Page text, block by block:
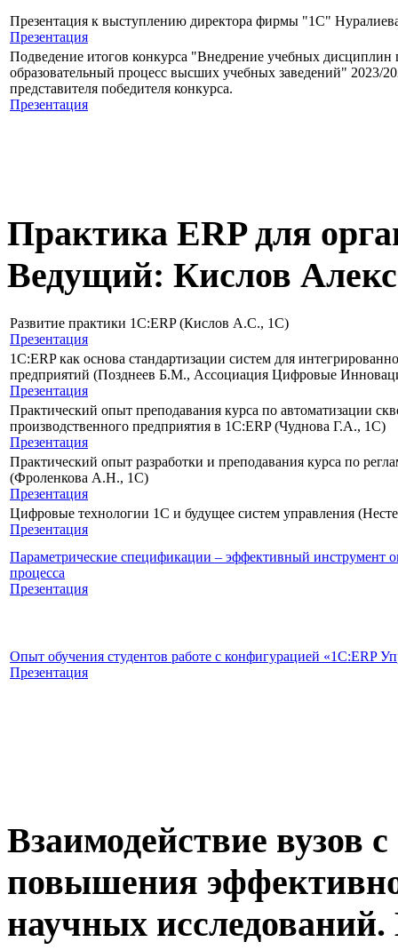
Презентация к выступлению директора фирмы "1С"
Презентация
Подведение итогов конкурса "Внедрение учебных дисциплин
образовательный процесс высших учебных заведений" 2023/
представителя победителя конкурса.
Презентация
Практика ERP для
Ведущий: Кислов
Развитие практики 1С:ERP (Кислов А.С., 1С)
Презентация
1C:ERP как основа стандартизации систем для
предприятий (Позднеев Б.М., Ассоциация Цифровые
Презентация
Практический опыт преподавания курса по автоматизации
производственного предприятия в 1С:ERP (Чуднова Г.А., 1С)
Презентация
Практический опыт разработки и преподавания курса по
(Фроленкова А.Н., 1С)
Презентация
Цифровые технологии 1С и будущее систем управления
Презентация
Параметрические спецификации – эффективный инструмент
процесса
Презентация
Опыт обучения студентов работе с конфигурацией «1C:ERP
Презентация
Взаимодействие вузов
повышения
научных